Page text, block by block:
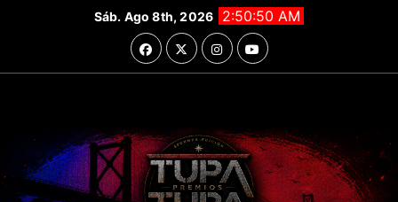
Sáb. Ago 8th, 2026 2:50:52 AM